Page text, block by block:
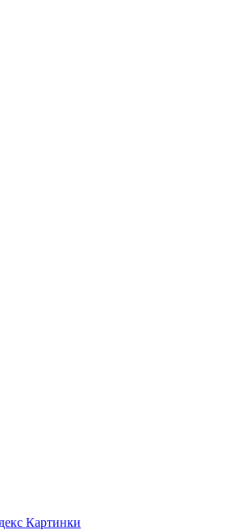
Картинки